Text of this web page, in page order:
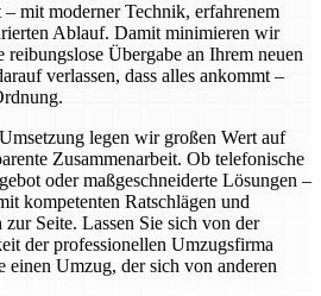
mit moderner Technik, erfahrenem
Ablauf. Damit minimieren wir
Übergabe an Ihrem neuen
verlassen, dass alles ankommt –
legen wir großen Wert auf
Zusammenarbeit. Ob telefonische
oder maßgeschneiderte Lösungen –
kompetenten Ratschlägen und
Seite. Lassen Sie sich von der
der professionellen Umzugsfirma
einen Umzug, der sich von anderen